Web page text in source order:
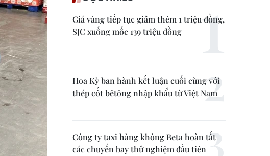
Giá vàng tiếp tục giảm thêm 1 triệu đồng,
SJC xuống mốc 139 triệu đồng
Hoa Kỳ ban hành kết luận cuối cùng với
thép cốt bêtông nhập khẩu từ Việt Nam
Công ty taxi hàng không Beta hoàn tất
các chuyến bay thử nghiệm đầu tiên